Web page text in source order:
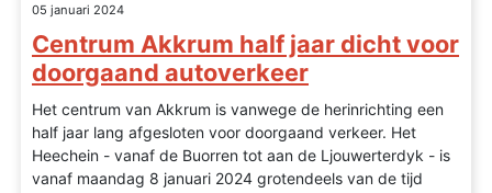
05 januari 2024
Centrum Akkrum half jaar dicht voor
doorgaand autoverkeer
Het centrum van Akkrum is vanwege de herinrichting een
half jaar lang afgesloten voor doorgaand verkeer. Het
Heechein - vanaf de Buorren tot aan de Ljouwerterdyk - is
vanaf maandag 8 januari 2024 grotendeels van de tijd